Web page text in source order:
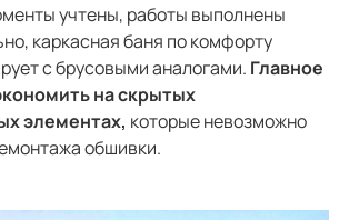
учтены, работы выполнены
каркасная баня по комфорту
с брусовыми аналогами. Главное
на скрытых
элементах, которые невозможно
обшивки.